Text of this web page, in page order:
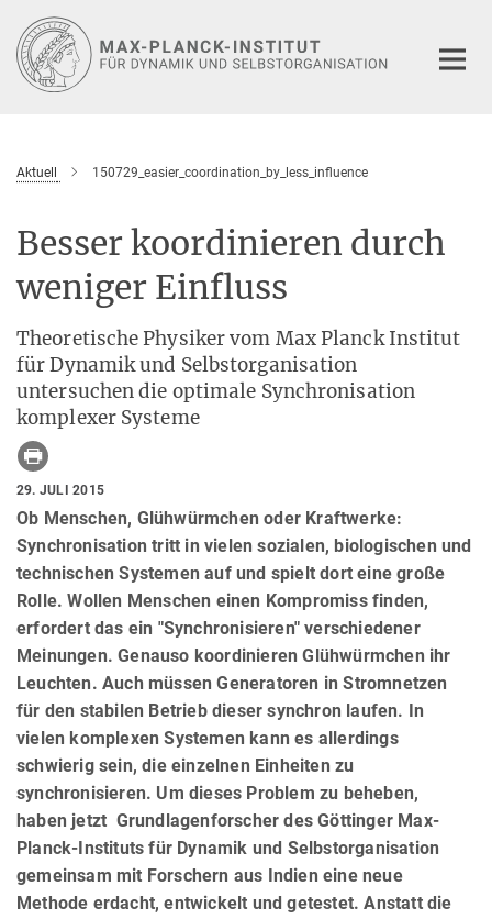
Hauptinhalt
Aktuell 150729_easier_coordination_by_less_influence
Besser koordinieren durch
weniger Einfluss
Theoretische Physiker vom Max Planck Institut
für Dynamik und Selbstorganisation
untersuchen die optimale Synchronisation
komplexer Systeme
29. JULI 2015
Ob Menschen, Glühwürmchen oder Kraftwerke:
Synchronisation tritt in vielen sozialen, biologischen und
technischen Systemen auf und spielt dort eine große
Rolle. Wollen Menschen einen Kompromiss finden,
erfordert das ein "Synchronisieren" verschiedener
Meinungen. Genauso koordinieren Glühwürmchen ihr
Leuchten. Auch müssen Generatoren in Stromnetzen
für den stabilen Betrieb dieser synchron laufen. In
vielen komplexen Systemen kann es allerdings
schwierig sein, die einzelnen Einheiten zu
synchronisieren. Um dieses Problem zu beheben,
haben jetzt Grundlagenforscher des Göttinger Max-
Planck-Instituts für Dynamik und Selbstorganisation
gemeinsam mit Forschern aus Indien eine neue
Methode erdacht, entwickelt und getestet. Anstatt die